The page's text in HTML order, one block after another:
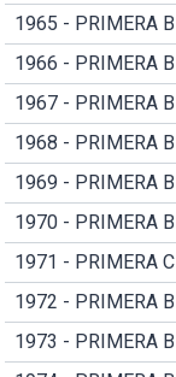
1965 - PRIMERA B
1966 - PRIMERA B
1967 - PRIMERA B
1968 - PRIMERA B
1969 - PRIMERA B
1970 - PRIMERA B
1971 - PRIMERA C
1972 - PRIMERA B
1973 - PRIMERA B